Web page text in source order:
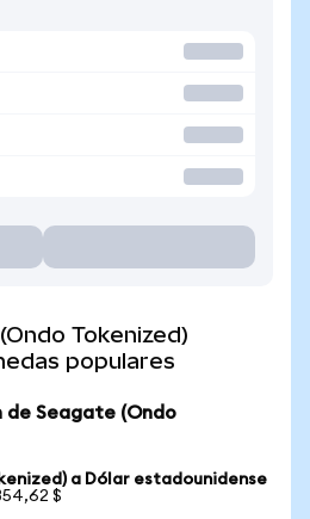
Tokenized)
populares
de Seagate (Ondo
a Dólar estadounidense
$